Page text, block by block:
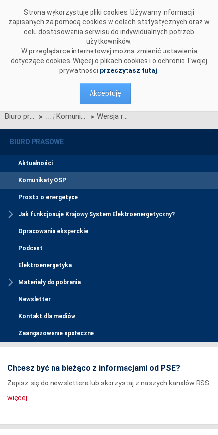
Strona wykorzystuje pliki cookies. Używamy informacji
zapisanych za pomocą cookies w celach statystycznych oraz w
celu dostosowania serwisu do indywidualnych potrzeb
użytkowników.
W przeglądarce internetowej można zmienić ustawienia
dotyczące cookies. Więcej o plikach cookies i o ochronie Twojej
prywatności przeczytasz tutaj
Akceptuję
Biuro prasowe > Komunikaty OSP > Wersja robocza Standardów technicznych systemu WIRE wer. 8.0
BIURO PRASOWE
Aktualności
Komunikaty OSP
Prosto o energetyce
Jak funkcjonuje Krajowy System Elektroenergetyczny?
Opracowania eksperckie
Podcast
Elektroenergetyka
Materiały do pobrania
Newsletter
Kontakt dla mediów
Zaangażowanie społeczne
Chcesz być na bieżąco z informacjami od PSE?
Zapisz się do newslettera lub skorzystaj z naszych kanałów RSS.
więcej...